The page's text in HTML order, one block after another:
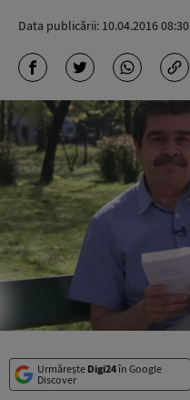
Data publicării: 10.04.2016 08:30
Urmărește Digi24în Google
Discover